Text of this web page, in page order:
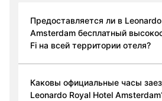
Предоставляется ли в
Amsterdam бесплатный
Fi на всей территории отеля?
Каковы официальные часы
Leonardo Royal Hotel